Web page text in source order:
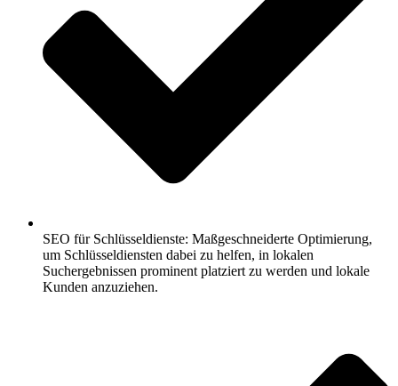
SEO für Schlüsseldienste: Maßgeschneiderte Optimierung,
um Schlüsseldiensten dabei zu helfen, in lokalen
Suchergebnissen prominent platziert zu werden und lokale
Kunden anzuziehen.